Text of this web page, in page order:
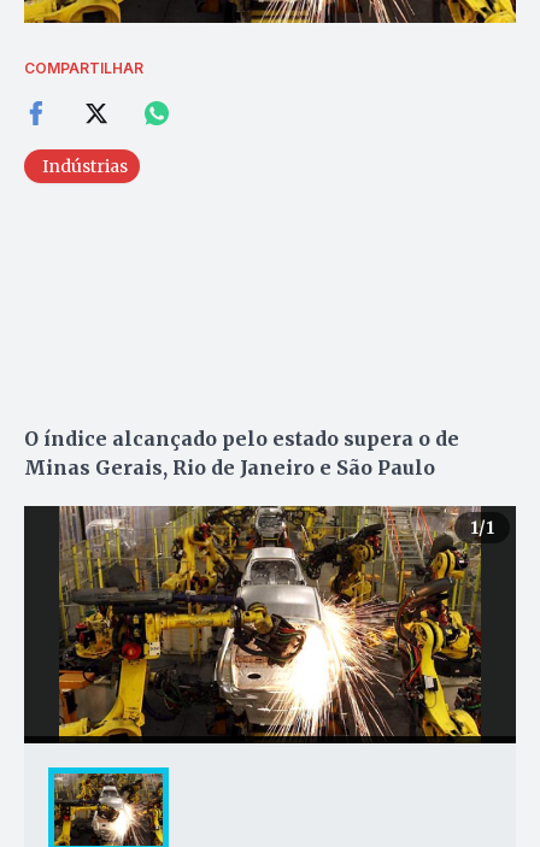
COMPARTILHAR
Indústrias
O índice alcançado pelo estado supera o de
Minas Gerais, Rio de Janeiro e São Paulo
1/1